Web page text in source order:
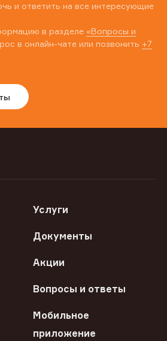
и ответить на все интересующие
в разделе «Вопросы и
в онлайн-чате или позвонить +7
Услуги
Документы
Акции
Вопросы и ответы
Мобильное
приложение